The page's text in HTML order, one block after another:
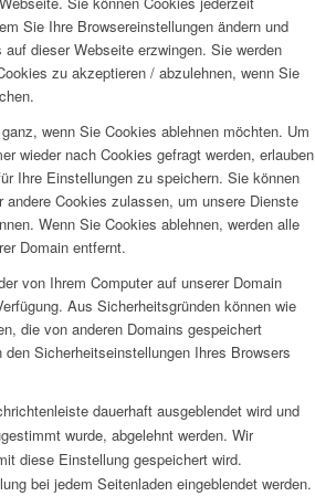
Sie Ihre Browsereinstellungen ändern und
dieser Webseite erzwingen. Sie werden
zu akzeptieren / abzulehnen, wenn Sie
wenn Sie Cookies ablehnen möchten. Um
wieder nach Cookies gefragt werden, erlauben
Ihre Einstellungen zu speichern. Sie können
andere Cookies zulassen, um unsere Dienste
Wenn Sie Cookies ablehnen, werden alle
Domain entfernt.
von Ihrem Computer auf unserer Domain
Aus Sicherheitsgründen können wie
die von anderen Domains gespeichert
Sicherheitseinstellungen Ihres Browsers
dauerhaft ausgeblendet wird und
wurde, abgelehnt werden. Wir
diese Einstellung gespeichert wird.
bei jedem Seitenladen eingeblendet werden.